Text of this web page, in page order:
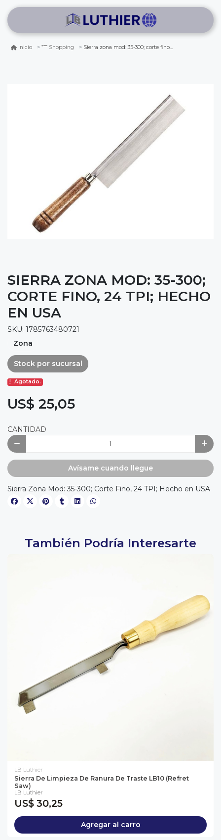
Inicio Shopping Sierra zona mod: 35-300; corte fino, 24 tpi; hecho en usa
SIERRA ZONA MOD: 35-300;
CORTE FINO, 24 TPI; HECHO
EN USA
SKU: 1785763480721
Zona
Stock por sucursal
Agotado.
US$ 25,05
CANTIDAD
Avísame cuando llegue
Sierra Zona Mod: 35-300; Corte Fino, 24 TPI; Hecho en USA
También Podría Interesarte
LB Luthier
Sierra De Limpieza De Ranura De Traste LB10 (Refret
Saw)
LB Luthier
US$ 30,25
Agregar al carro